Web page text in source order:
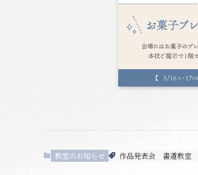
教室のお知らせ 作品発表会 書道教室